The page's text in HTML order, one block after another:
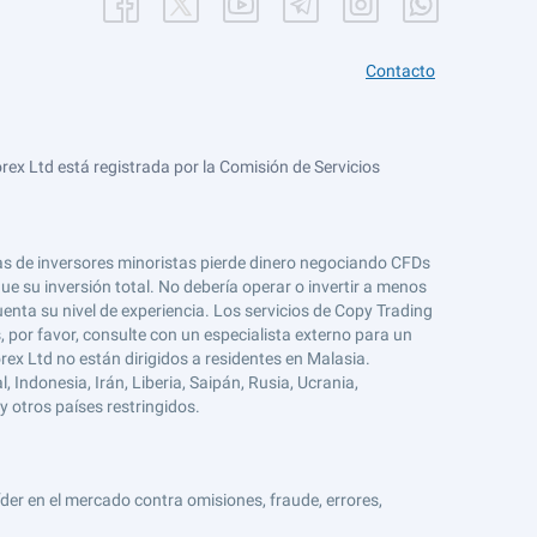
Contacto
Ltd está registrada por la Comisión de Servicios
de inversores minoristas pierde dinero negociando CFDs
su inversión total. No debería operar o invertir a menos
su nivel de experiencia. Los servicios de Copy Trading
favor, consulte con un especialista externo para un
Ltd no están dirigidos a residentes en Malasia.
Irán, Liberia, Saipán, Rusia, Ucrania,
otros países restringidos.
en el mercado contra omisiones, fraude, errores,